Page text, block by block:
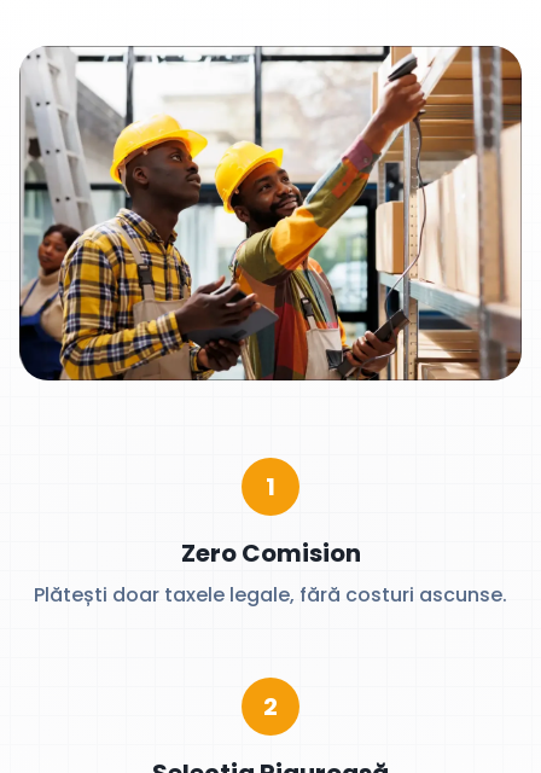
1
Zero Comision
Plătești doar taxele legale, fără costuri ascunse.
2